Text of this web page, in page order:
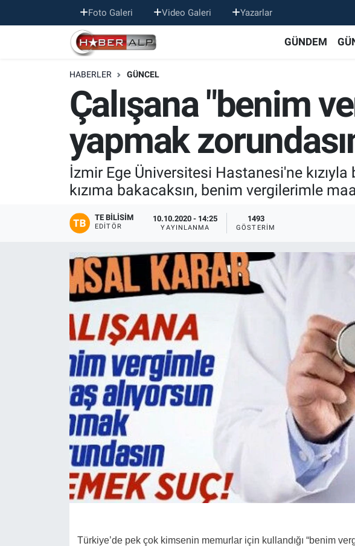
Foto Galeri Video Galeri Yazarlar
GÜNDEM
HABERLER GÜNCEL
Çalışana "benim
yapmak
İzmir Ege Üniversitesi Hastanesi'ne
kızıma bakacaksın, benim vergilerimle
TE BILISIM
EDITÖR
10.10.2020 - 14:25
YAYINLANMA
1493
GÖSTERIM
Türkiye’de pek çok kimsenin memurlar için kullandığı “benim
Nöbetçi Eczaneler
Hava Durumu
Trafik Durumu
Süper Lig Puan Durumu ve Fikstür
Tüm Manşetler
Haber Arşivi